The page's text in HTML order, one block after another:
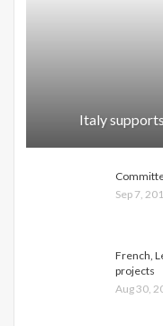
Italy
Sep 7,
French,
projects
Aug 30,